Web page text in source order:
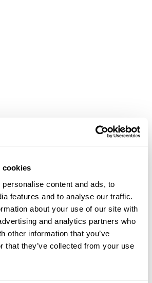
cookies
content and ads, to
features and to analyse our traffic.
about your use of our site with
and analytics partners who
other information that you’ve
that they’ve collected from your use
Ajouter un avis
de vélo de 68,4 km à proximité de